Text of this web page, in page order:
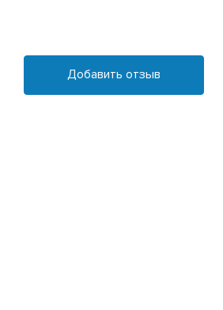
Добавить отзыв